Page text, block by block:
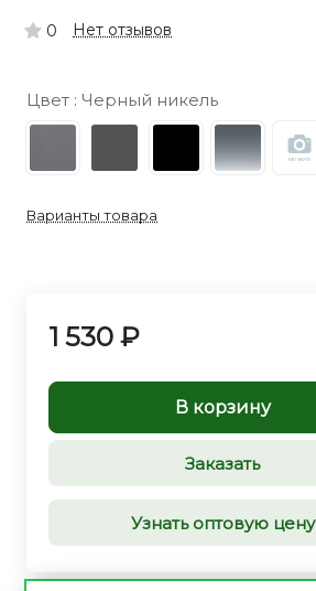
0 Нет отзывов
Цвет : Черный никель
Варианты товара
1 530 ₽
В корзину
Заказать
Узнать оптовую цену